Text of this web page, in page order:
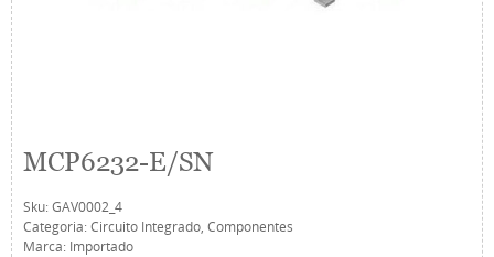
MCP6232-E/SN
Sku:GAV0002_4
Categoria:Circuito Integrado, Componentes
Marca: Importado